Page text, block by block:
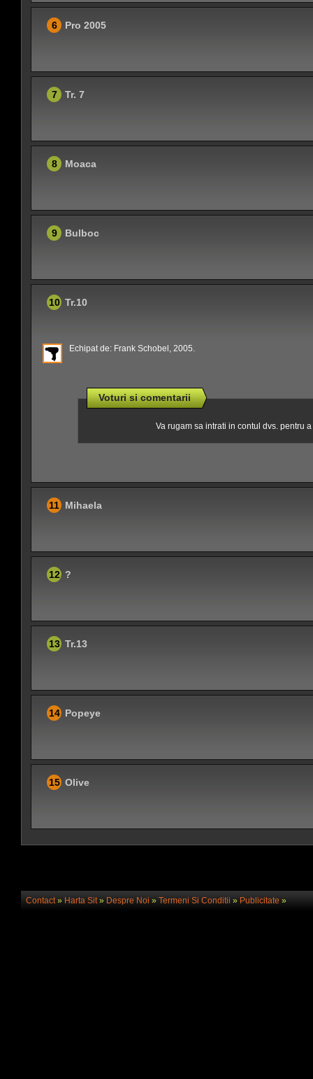
6 Pro 2005
7 Tr. 7
8 Moaca
9 Bulboc
10 Tr.10
Echipat de: Frank Schobel, 2005.
Voturi si comentarii
Va rugam sa intrati in contul dvs. pentru
11 Mihaela
12 ?
13 Tr.13
14 Popeye
15 Olive
Contact» Harta Sit» Despre Noi » Termeni Si Conditii » Publicitate»